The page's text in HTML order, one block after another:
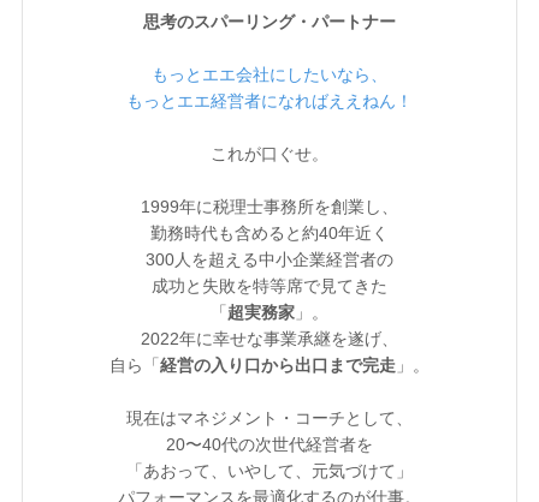
思考のスパーリング・パートナー
もっとエエ会社にしたいなら、
もっとエエ経営者になればええねん！
これが口ぐせ。
1999年に税理士事務所を創業し、
勤務時代も含めると約40年近く
300人を超える中小企業経営者の
成功と失敗を特等席で見てきた
「 超実務家 」。
2022年に幸せな事業承継を遂げ、
自ら「 経営の入り口から出口まで完走 」。
現在はマネジメント・コーチとして、
20〜40代の次世代経営者を
「あおって、いやして、元気づけて」
パフォーマンスを最適化するのが仕事。